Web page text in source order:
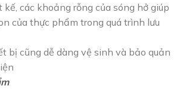
các khoảng rỗng của sóng hở giúp
của thực phẩm trong quá trình lưu
bị cũng dễ dàng vệ sinh và bảo quản